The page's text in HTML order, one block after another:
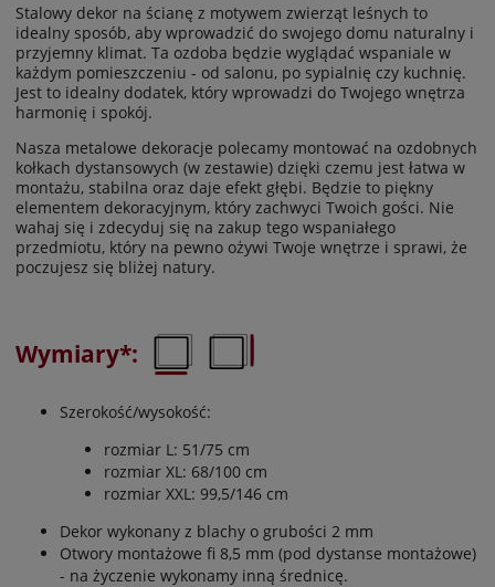
Stalowy dekor na ścianę z motywem zwierząt leśnych to
idealny sposób, aby wprowadzić do swojego domu naturalny i
przyjemny klimat. Ta ozdoba będzie wyglądać wspaniale w
każdym pomieszczeniu - od salonu, po sypialnię czy kuchnię.
Jest to idealny dodatek, który wprowadzi do Twojego wnętrza
harmonię i spokój.
Nasza metalowe dekoracje polecamy montować na ozdobnych
kołkach dystansowych (w zestawie) dzięki czemu jest łatwa w
montażu, stabilna oraz daje efekt głębi. Będzie to piękny
elementem dekoracyjnym, który zachwyci Twoich gości. Nie
wahaj się i zdecyduj się na zakup tego wspaniałego
przedmiotu, który na pewno ożywi Twoje wnętrze i sprawi, że
poczujesz się bliżej natury.
Wymiary*:
Szerokość/wysokość:
rozmiar L: 51/75 cm
rozmiar XL: 68/100 cm
rozmiar XXL: 99,5/146 cm
Dekor wykonany z blachy o grubości 2 mm
Otwory montażowe fi 8,5 mm (pod dystanse montażowe)
- na życzenie wykonamy inną średnicę.